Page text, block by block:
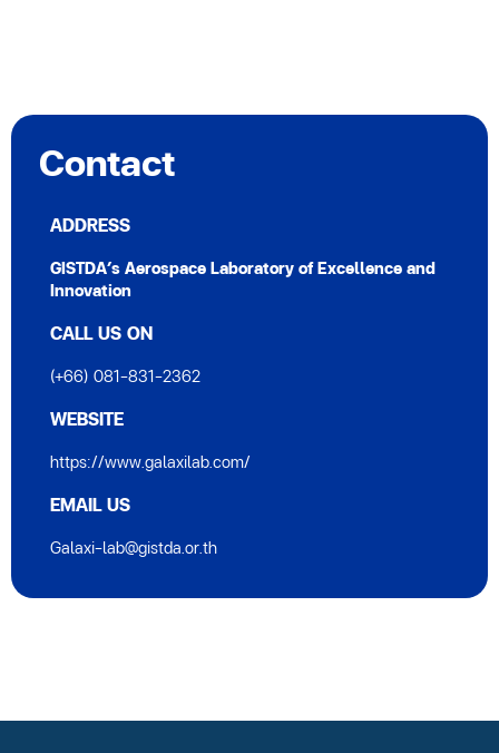
Contact
ADDRESS
GISTDA’s Aerospace Laboratory of Excellence and
Innovation
CALL US ON
(+66) 081-831-2362
WEBSITE
https://www.galaxilab.com/
EMAIL US
Galaxi-lab@gistda.or.th